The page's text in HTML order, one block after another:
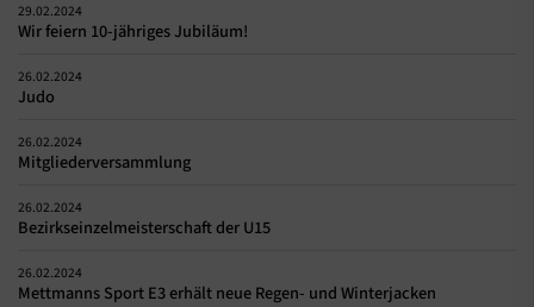
29.02.2024
Wir feiern 10-jähriges Jubiläum!
26.02.2024
Judo
26.02.2024
Mitgliederversammlung
26.02.2024
Bezirkseinzelmeisterschaft der U15
26.02.2024
Mettmanns Sport E3 erhält neue Regen- und Winterjacken